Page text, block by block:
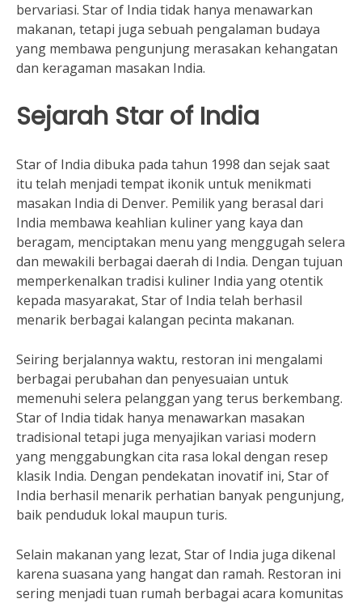
bervariasi. Star of India tidak hanya menawarkan
makanan, tetapi juga sebuah pengalaman budaya
yang membawa pengunjung merasakan kehangatan
dan keragaman masakan India.
Sejarah Star of India
Star of India dibuka pada tahun 1998 dan sejak saat
itu telah menjadi tempat ikonik untuk menikmati
masakan India di Denver. Pemilik yang berasal dari
India membawa keahlian kuliner yang kaya dan
beragam, menciptakan menu yang menggugah selera
dan mewakili berbagai daerah di India. Dengan tujuan
memperkenalkan tradisi kuliner India yang otentik
kepada masyarakat, Star of India telah berhasil
menarik berbagai kalangan pecinta makanan.
Seiring berjalannya waktu, restoran ini mengalami
berbagai perubahan dan penyesuaian untuk
memenuhi selera pelanggan yang terus berkembang.
Star of India tidak hanya menawarkan masakan
tradisional tetapi juga menyajikan variasi modern
yang menggabungkan cita rasa lokal dengan resep
klasik India. Dengan pendekatan inovatif ini, Star of
India berhasil menarik perhatian banyak pengunjung,
baik penduduk lokal maupun turis.
Selain makanan yang lezat, Star of India juga dikenal
karena suasana yang hangat dan ramah. Restoran ini
sering menjadi tuan rumah berbagai acara komunitas